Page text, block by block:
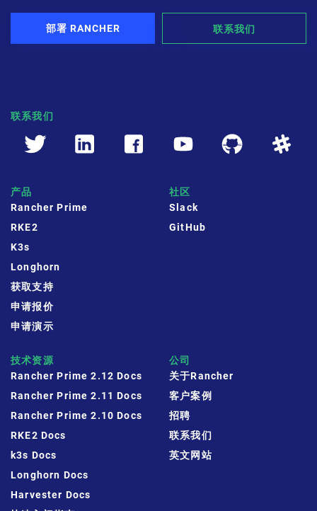
部署 RANCHER 联系我们
联系我们
产品
Rancher Prime
RKE2
K3s
Longhorn
获取支持
申请报价
申请演示
社区
Slack
GitHub
技术资源
Rancher Prime 2.12 Docs
Rancher Prime 2.11 Docs
Rancher Prime 2.10 Docs
RKE2 Docs
k3s Docs
Longhorn Docs
Harvester Docs
公司
关于Rancher
客户案例
招聘
联系我们
英文网站